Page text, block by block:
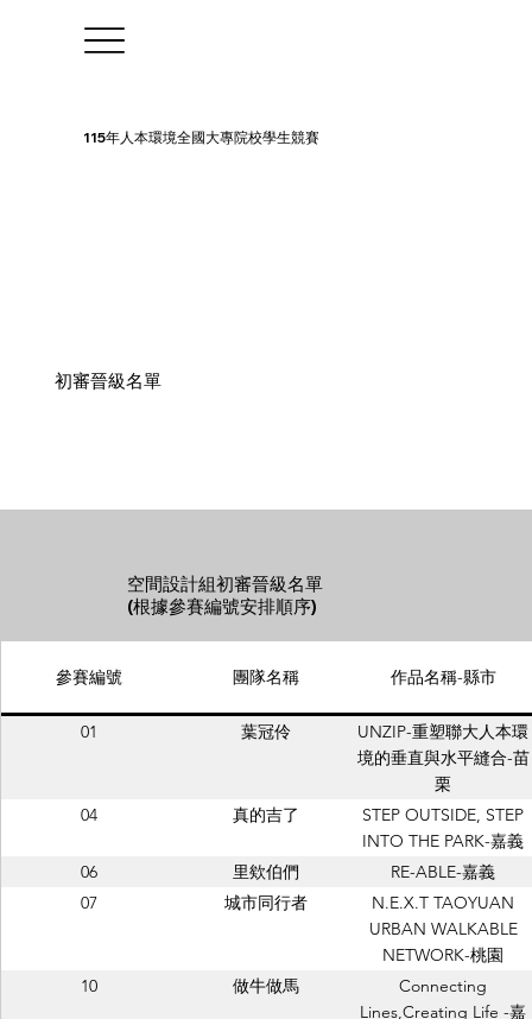
115年人本環境全國大專院校學生競賽
初審晉級名單
參賽編號 團隊名稱 作品名稱-縣市
01 葉冠伶
UNZIP-重塑聯大人本環
境的垂直與水平縫合-苗
栗
04
真的吉了
STEP OUTSIDE, STEP
INTO THE PARK-嘉義
06
里欸伯們
RE-ABLE-嘉義
07
城市同行者
N.E.X.T TAOYUAN
URBAN WALKABLE
NETWORK-桃園
10
做牛做馬
Connecting
Lines,Creating Life -嘉
空間設計組初審晉級名單
(根據參賽編號安排順序)